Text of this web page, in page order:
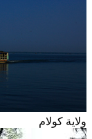
ولاية كولام